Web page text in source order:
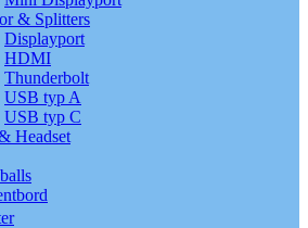
& Splitters
Displayport
HDMI
Thunderbolt
USB typ A
USB typ C
Headset